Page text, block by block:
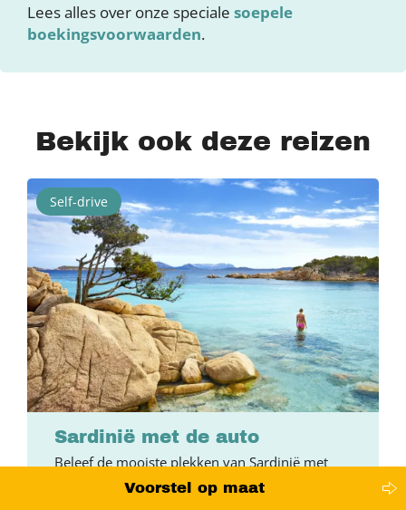
Lees alles over onze speciale soepele
boekingsvoorwaarden.
Bekijk ook deze reizen
Self-drive
Sardinië met de auto
Beleef de mooiste plekken van Sardinië met
een huurautoVoorstel op maat